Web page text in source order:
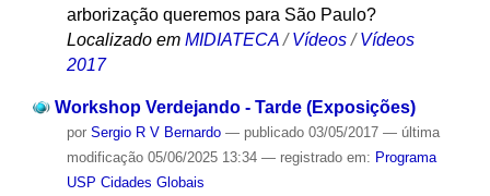
arborização queremos para São Paulo?
Localizado em MIDIATECA /Vídeos /Vídeos
2017
Workshop Verdejando - Tarde (Exposições)
por Sergio R V Bernardo — publicado03/05/2017 — última
modificação05/06/2025 13:34 — registrado em: Programa
USP Cidades Globais